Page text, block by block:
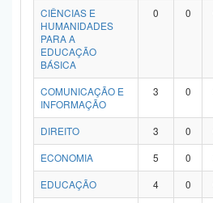
CIÊNCIAS E
HUMANIDADES
PARA A
EDUCAÇÃO
BÁSICA
0 0
COMUNICAÇÃO E
INFORMAÇÃO
3 0
DIREITO 3 0
ECONOMIA
5 0
EDUCAÇÃO
4 0